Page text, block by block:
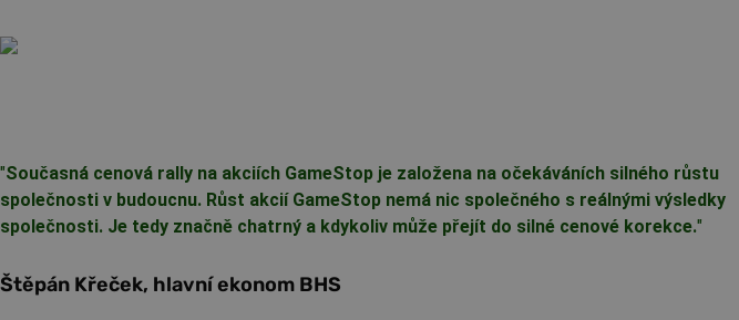
"Současná cenová rally na akciích GameStop je založena na očekáváních silného růstu
společnosti v budoucnu. Růst akcií GameStop nemá nic společného s reálnými výsledky
společnosti. Je tedy značně chatrný a kdykoliv může přejít do silné cenové korekce."
Štěpán Křeček, hlavní ekonom BHS